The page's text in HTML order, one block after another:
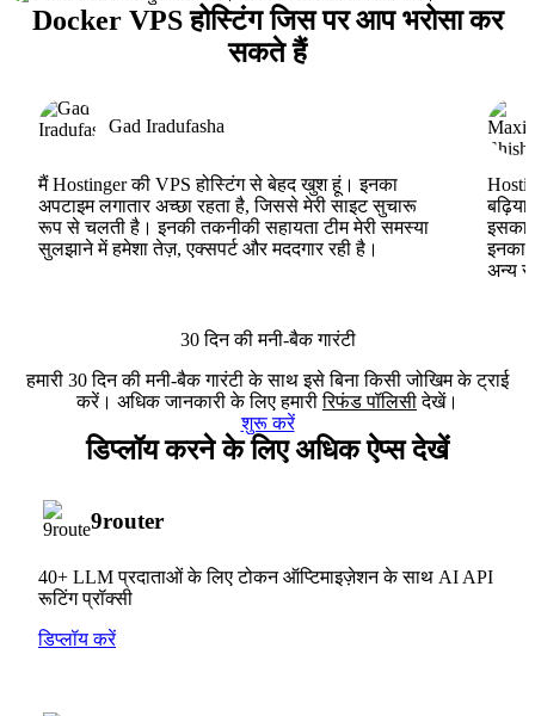
Docker VPS होस्टिंग जिस पर आप भरोसा कर
सकते हैं
Gad Iradufasha
मैं Hostinger की VPS होस्टिंग से बेहद खुश हूं। इनका
अपटाइम लगातार अच्छा रहता है, जिससे मेरी साइट सुचारू
रूप से चलती है। इनकी तकनीकी सहायता टीम मेरी समस्या
सुलझाने में हमेशा तेज़, एक्सपर्ट और मददगार रही है।
इसका
इनका
अन्य
30 दिन की मनी-बैक गारंटी
हमारी 30 दिन की मनी-बैक गारंटी के साथ इसे बिना किसी जोखिम के ट्राई
करें। अधिक जानकारी के लिए हमारीरिफंड पॉलिसीदेखें।
शुरू करें
डिप्लॉय करने के लिए अधिक ऐप्स देखें
9router
40+ LLM प्रदाताओं के लिए टोकन ऑप्टिमाइज़ेशन के साथ AI API
रूटिंग प्रॉक्सी
डिप्लॉय करें